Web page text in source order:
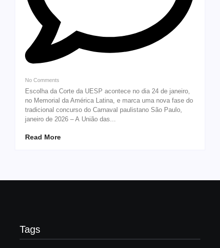
No Comments
Escolha da Corte da UESP acontece no dia 24 de janeiro,
no Memorial da América Latina, e marca uma nova fase do
tradicional concurso do Carnaval paulistano São Paulo,
janeiro de 2026 – A União das...
Read More
Tags